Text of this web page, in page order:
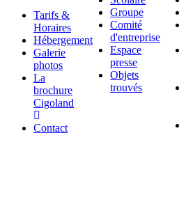
Tarifs &
Horaires
Hébergement
Galerie
photos
La
brochure
Cigoland
Contact
Groupe
Comité
d'entreprise
Espace
presse
Objets
trouvés